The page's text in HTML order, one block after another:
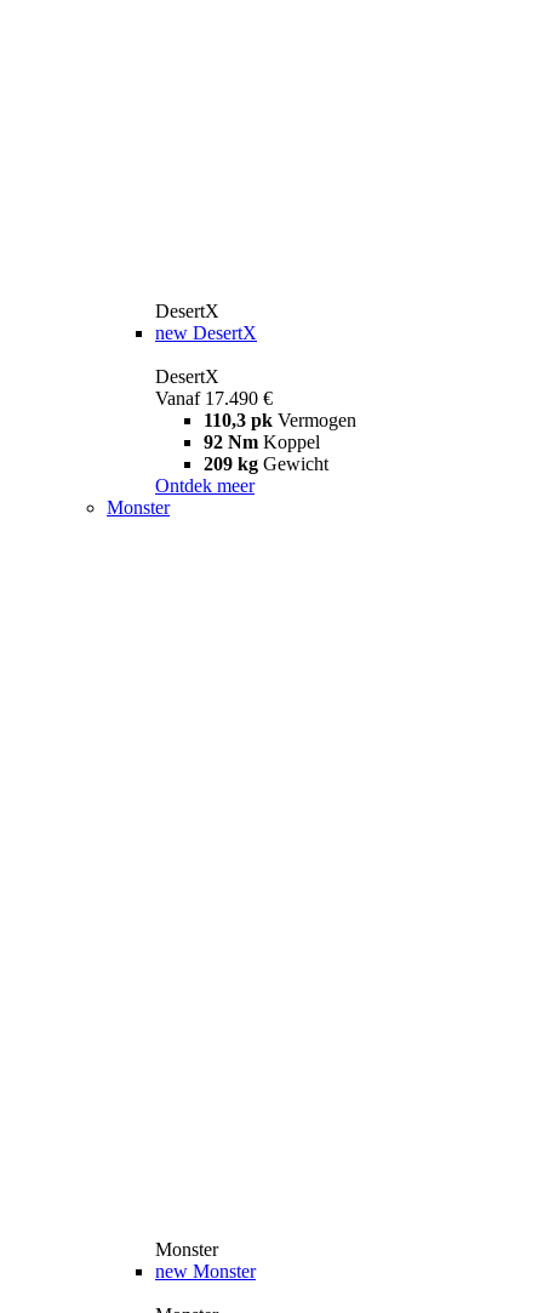
DesertX
new DesertX
DesertX
Vanaf 17.490 €
110,3 pk Vermogen
92 Nm Koppel
209 kg Gewicht
Ontdek meer
Monster
Monster
new Monster